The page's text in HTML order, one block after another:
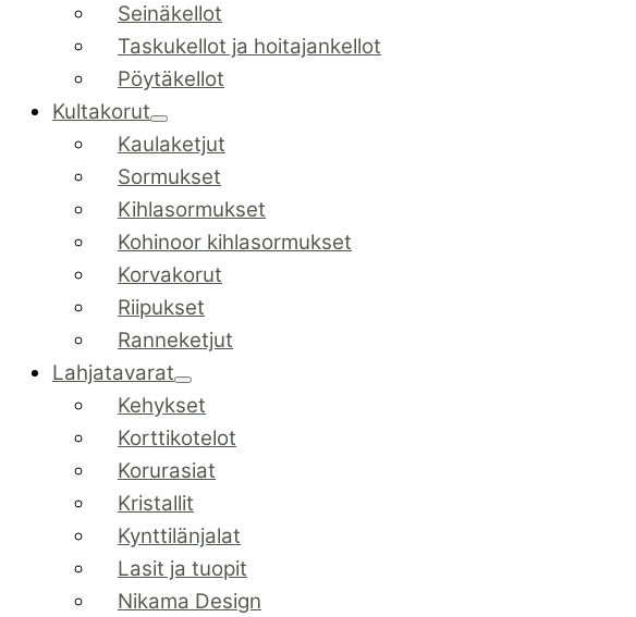
Seinäkellot
Taskukellot ja hoitajankellot
Pöytäkellot
Kultakorut
Kaulaketjut
Sormukset
Kihlasormukset
Kohinoor kihlasormukset
Korvakorut
Riipukset
Ranneketjut
Lahjatavarat
Kehykset
Korttikotelot
Korurasiat
Kristallit
Kynttilänjalat
Lasit ja tuopit
Nikama Design